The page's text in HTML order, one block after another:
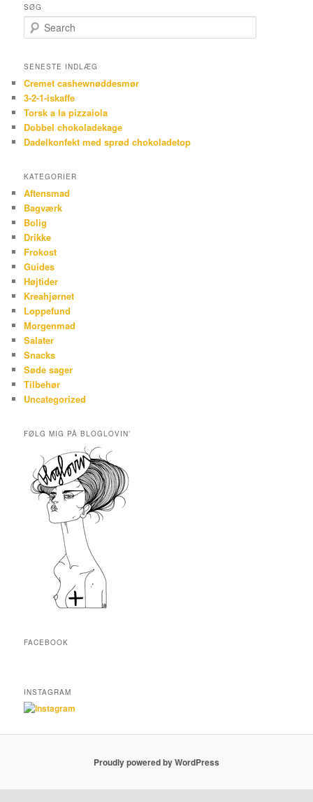
SØG
Search
SENESTE INDLÆG
Cremet cashewnøddesmør
3-2-1-iskaffe
Torsk a la pizzaiola
Dobbel chokoladekage
Dadelkonfekt med sprød chokoladetop
KATEGORIER
Aftensmad
Bagværk
Bolig
Drikke
Frokost
Guides
Højtider
Kreahjørnet
Loppefund
Morgenmad
Salater
Snacks
Søde sager
Tilbehør
Uncategorized
FØLG MIG PÅ BLOGLOVIN’
FACEBOOK
INSTAGRAM
Proudly powered by WordPress